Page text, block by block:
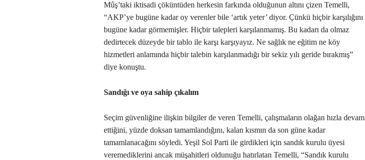
Mûş’taki iktisadi çöküntüden herkesin farkında olduğunun altını çizen Temelli,
“AKP’ye bugüne kadar oy verenler bile ‘artık yeter’ diyor. Çünkü hiçbir karşılığını
bugüne kadar görmemişler. Hiçbir talepleri karşılanmamış. Bu kadarı da olmaz
dedirtecek düzeyde bir tablo ile karşı karşıyayız. Ne sağlık ne eğitim ne köy
hizmetleri anlamında hiçbir talebin karşılanmadığı bir sekiz yılı geride bırakmış”
diye konuştu.
Sandığı ve oya sahip çıkalım
Seçim güvenliğine ilişkin bilgiler de veren Temelli, çalışmaların olağan hızla devam
ettiğini, yüzde doksan tamamlandığını, kalan kısmın da son güne kadar
tamamlanacağını söyledi. Yeşil Sol Parti ile girdikleri için sandık kurulu üyesi
veremediklerini ancak müşahitleri oldunuğu hatırlatan Temelli, “Sandık kurulu